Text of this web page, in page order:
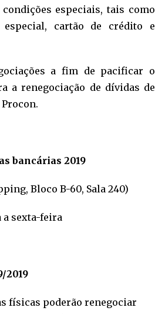
especiais, tais como
especial, cartão de crédito e
a fim de pacificar o
a renegociação de dívidas de
bancárias 2019
Bloco B-60, Sala 240)
a sexta-feira
2019
físicas poderão renegociar